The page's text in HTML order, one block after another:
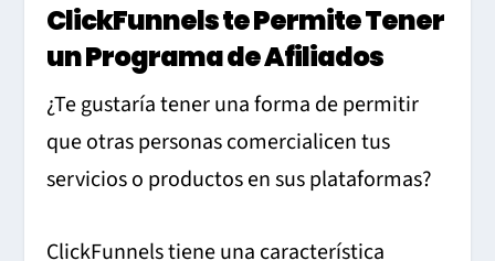
ClickFunnels te Permite Tener
un Programa de Afiliados
¿Te gustaría tener una forma de permitir
que otras personas comercialicen tus
servicios o productos en sus plataformas?
ClickFunnels tiene una característica